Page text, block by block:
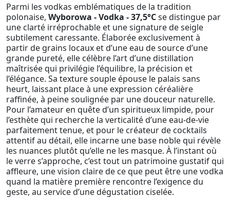
Parmi les vodkas emblématiques de la tradition
polonaise, Wyborowa - Vodka - 37,5°Cse distingue par
une clarté irréprochable et une signature de seigle
subtilement caressante. Élaborée exclusivement à
partir de grains locaux et d’une eau de source d’une
grande pureté, elle célèbre l’art d’une distillation
maîtrisée qui privilégie l’équilibre, la précision et
l’élégance. Sa texture souple épouse le palais sans
heurt, laissant place à une expression céréalière
raffinée, à peine soulignée par une douceur naturelle.
Pour l’amateur en quête d’un spiritueux limpide, pour
l’esthète qui recherche la verticalité d’une eau-de-vie
parfaitement tenue, et pour le créateur de cocktails
attentif au détail, elle incarne une base noble qui révèle
les nuances plutôt qu’elle ne les masque. À l’instant où
le verre s’approche, c’est tout un patrimoine gustatif qui
affleure, une vision claire de ce que peut être une vodka
quand la matière première rencontre l’exigence du
geste, au service d’une dégustation ciselée.